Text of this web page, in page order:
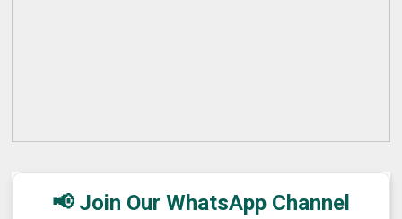
📢 Join Our WhatsApp Channel